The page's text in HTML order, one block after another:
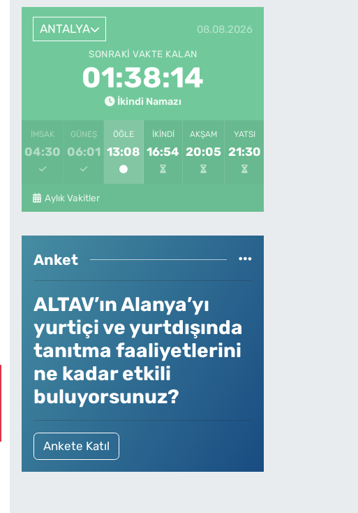
ANTALYA 08.08.2026
SONRAKI VAKTE KALAN
01:38:14
İkindi Namazı
İMSAK
04:30
GÜNEŞ
06:01
ÖĞLE
13:08
İKINDI
16:54
AKŞAM
20:05
YATSI
21:30
Aylık Vakitler
Anket
ALTAV’ın Alanya’yı
yurtiçi ve yurtdışında
tanıtma faaliyetlerini
ne kadar etkili
buluyorsunuz?
Ankete Katıl